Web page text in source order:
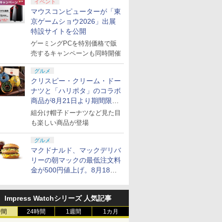
イベント
マウスコンピューターが「東
京ゲームショウ2026」出展
特設サイトを公開
ゲーミングPCを特別価格で販
売するキャンペーンも同時開催
グルメ
クリスピー・クリーム・ドー
ナツと「ハリポタ」のコラボ
商品が8月21日より期間限定
で発売
組分け帽子ドーナツなど見た目
も楽しい商品が登場
グルメ
マクドナルド、マックデリバ
リーの朝マックの最低注文料
金が500円値上げ。8月18日
Impress Watchシリーズ 人気記事
24時間 1週間 1カ月